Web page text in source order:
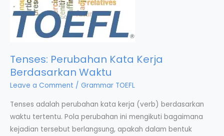
Tenses: Perubahan Kata Kerja
Berdasarkan Waktu
Leave a Comment / Grammar TOEFL
Tenses adalah perubahan kata kerja (verb) berdasarkan
waktu tertentu. Pola perubahan ini mengikuti bagaimana
kejadian tersebut berlangsung, apakah dalam bentuk